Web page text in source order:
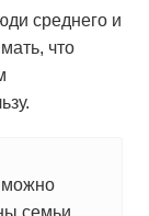
среднего и
что
можно
семьи